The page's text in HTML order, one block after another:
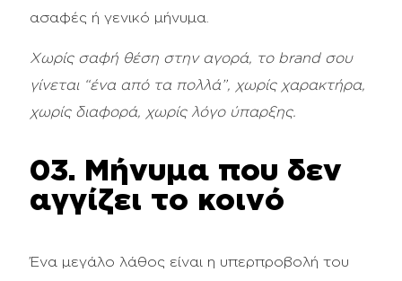
ασαφές ή γενικό μήνυμα.
Χωρίς σαφή θέση στην αγορά, το brand σου
γίνεται “ένα από τα πολλά”, χωρίς χαρακτήρα,
χωρίς διαφορά, χωρίς λόγο ύπαρξης.
03. Μήνυμα που δεν
αγγίζει το κοινό
Ένα μεγάλο λάθος είναι η υπερπροβολή του